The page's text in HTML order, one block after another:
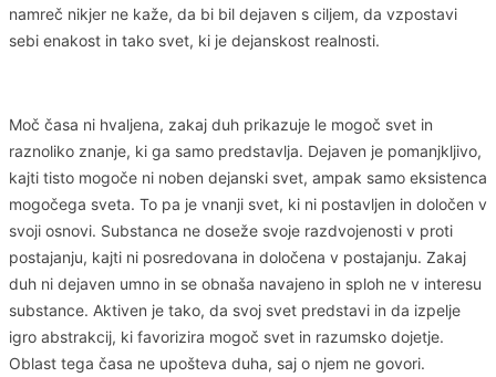
namreč nikjer ne kaže, da bi bil dejaven s ciljem, da vzpostavi
sebi enakost in tako svet, ki je dejanskost realnosti.
Moč časa ni hvaljena, zakaj duh prikazuje le mogoč svet in
raznoliko znanje, ki ga samo predstavlja. Dejaven je pomanjkljivo,
kajti tisto mogoče ni noben dejanski svet, ampak samo eksistenca
mogočega sveta. To pa je vnanji svet, ki ni postavljen in določen v
svoji osnovi. Substanca ne doseže svoje razdvojenosti v proti
postajanju, kajti ni posredovana in določena v postajanju. Zakaj
duh ni dejaven umno in se obnaša navajeno in sploh ne v interesu
substance. Aktiven je tako, da svoj svet predstavi in da izpelje
igro abstrakcij, ki favorizira mogoč svet in razumsko dojetje.
Oblast tega časa ne upošteva duha, saj o njem ne govori.